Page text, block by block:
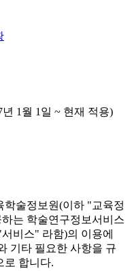
1월 1일 ~ 현재 적용)
학술정보원(이하 "교육정
는 학술연구정보서비스
비스" 라함)의 이용에
기타 필요한 사항을 규
로 합니다.